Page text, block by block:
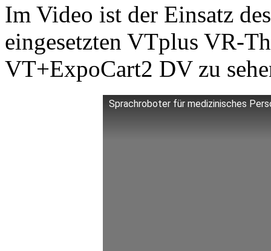
Im Video ist der Einsatz
eingesetzten VTplus VR-
VT+ExpoCart2 DV zu
Sprachroboter für medizinisches